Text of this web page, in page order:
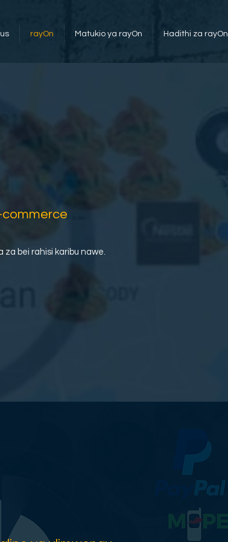
rayOn Matukio ya rayOn Hadithi za rayOn
commerce
za bei rahisi karibu nawe.